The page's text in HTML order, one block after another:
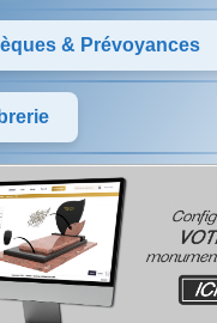
& Prévoyances